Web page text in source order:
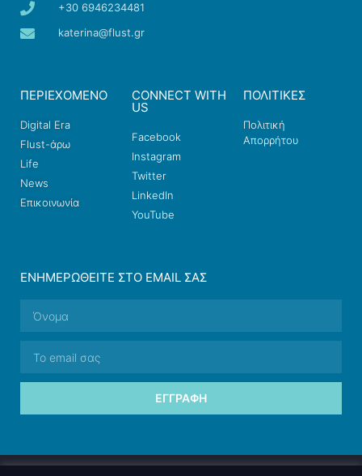
+30 6946234481
katerina@flust.gr
ΠΕΡΙΕΧΟΜΕΝΟ
Digital Era
Flust-άρω
Life
News
Επικοινωνία
CONNECT WITH
US
Facebook
Instagram
Twitter
LinkedIn
YouTube
ΠΟΛΙΤΙΚΕΣ
Πολιτική
Απορρήτου
ΕΝΗΜΕΡΩΘΕΊΤΕ ΣΤΟ EMAIL ΣΑΣ
ΕΓΓΡΑΦΉ